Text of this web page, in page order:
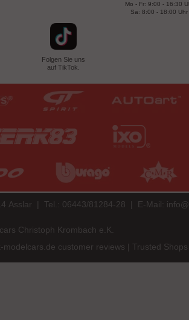
Folgen Sie uns
auf TikTok.
Mo - Fr: 9:00 - 16:30
Sa: 8:00 - 18:00 Uhr
Asslar | Tel.: 06443/81284-28 | E-Mail:
Christoph Krombach e.K.
modelcars.de customer reviews | Trusted Shops